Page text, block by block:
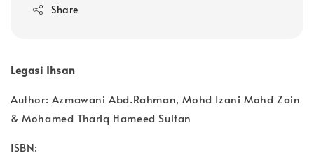
Share
Legasi Ihsan
Author: Azmawani Abd.Rahman, Mohd Izani Mohd Zain
& Mohamed Thariq Hameed Sultan
ISBN: